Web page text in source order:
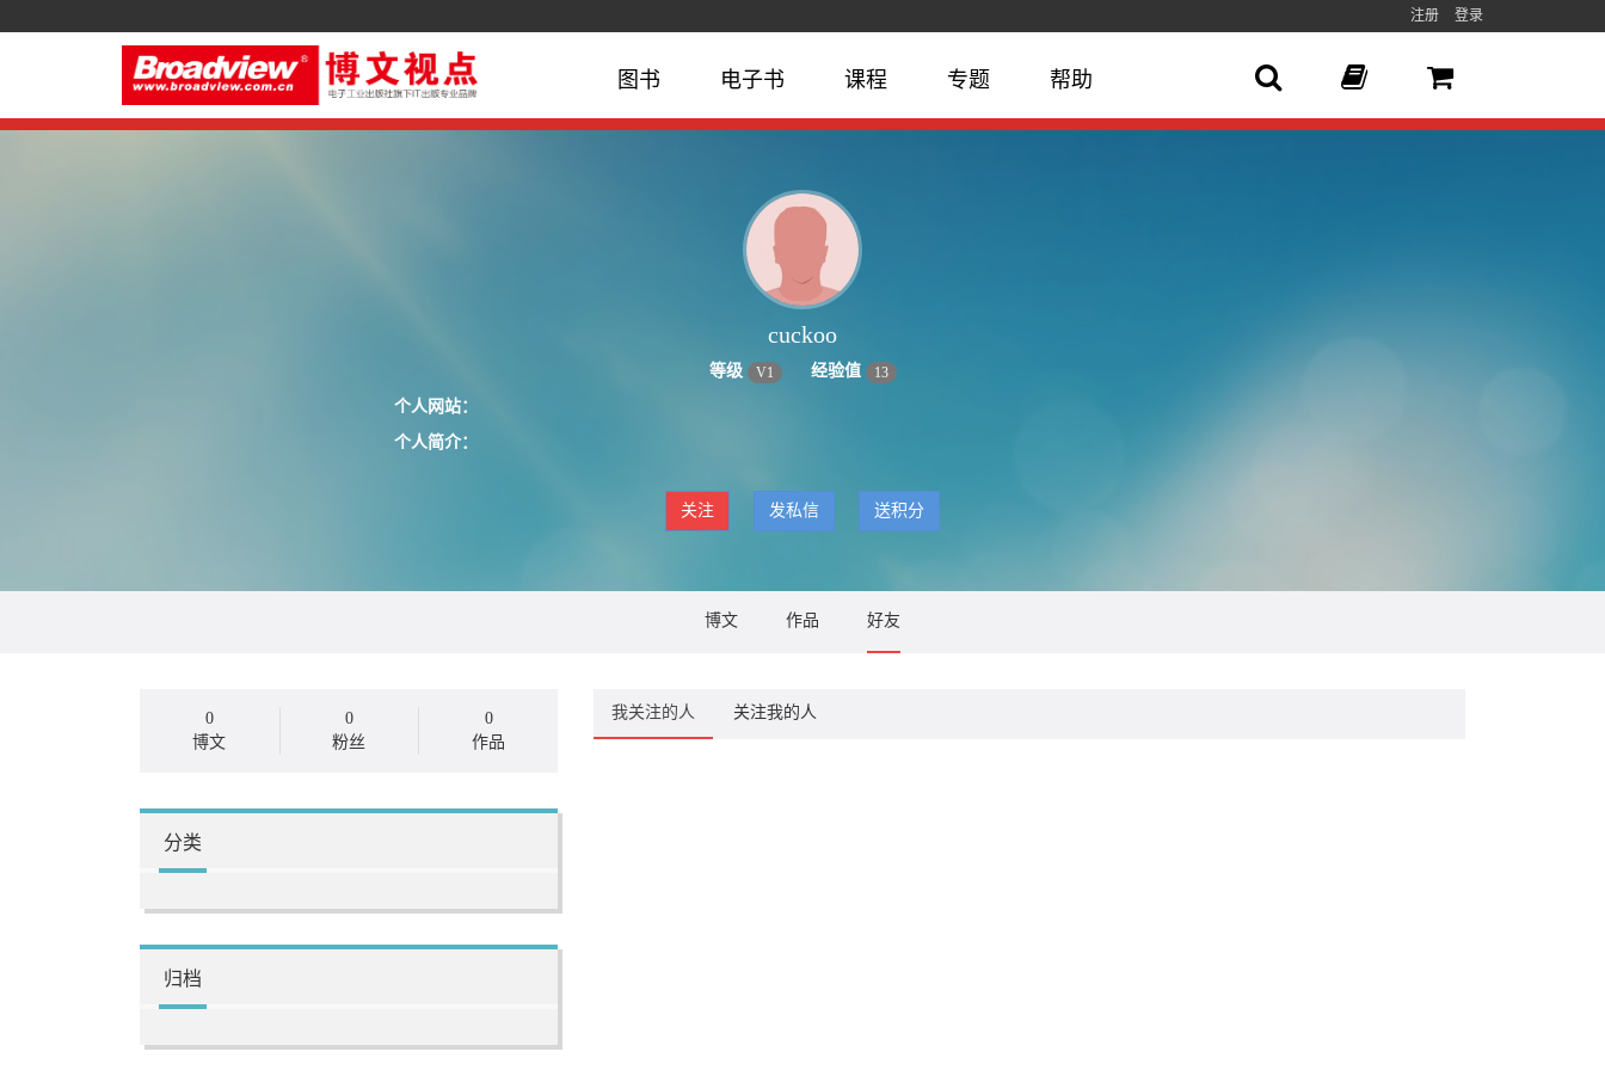
注册 登录
图书 电子书 课程 专题 帮助
cuckoo
等级 V1 经验值 13
个人网站：
个人简介：
关注 发私信 送积分
博文 作品 好友
0
博文
0
粉丝
0
作品
分类
归档
我关注的人 关注我的人